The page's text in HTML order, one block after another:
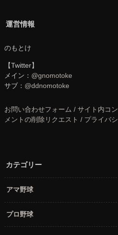
運営情報
のもとけ
【Twitter】
メイン： @gnomotoke
サブ： @ddnomotoke
お問い合わせフォーム / サイト内コ
メントの削除リクエスト / プライバ
カテゴリー
アマ野球
プロ野球